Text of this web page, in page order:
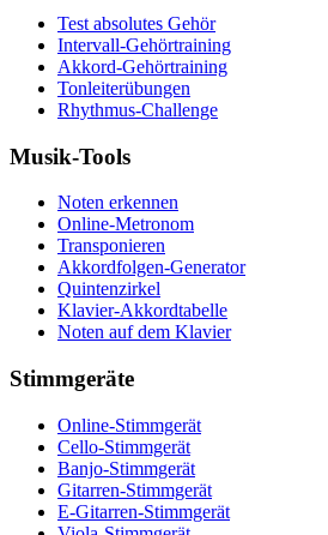
Test absolutes Gehör
Intervall-Gehörtraining
Akkord-Gehörtraining
Tonleiterübungen
Rhythmus-Challenge
Musik-Tools
Noten erkennen
Online-Metronom
Transponieren
Akkordfolgen-Generator
Quintenzirkel
Klavier-Akkordtabelle
Noten auf dem Klavier
Stimmgeräte
Online-Stimmgerät
Cello-Stimmgerät
Banjo-Stimmgerät
Gitarren-Stimmgerät
E-Gitarren-Stimmgerät